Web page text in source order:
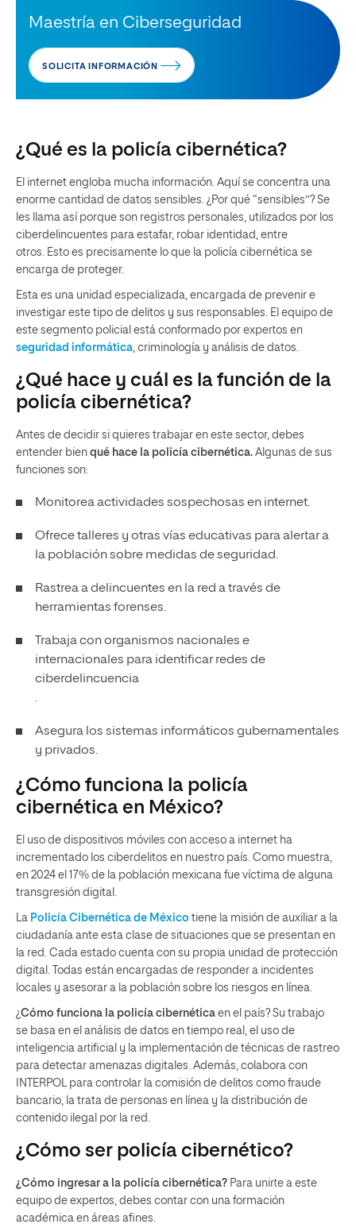
Maestría en Ciberseguridad
SOLICITA INFORMACIÓN
¿Qué es la policía cibernética?
El internet engloba mucha información. Aquí se concentra una
enorme cantidad de datos sensibles. ¿Por qué “sensibles”? Se
les llama así porque son registros personales, utilizados por los
ciberdelincuentes para estafar, robar identidad, entre
otros.
Esto es precisamente lo que la policía cibernética se
encarga de proteger.
Esta es una unidad especializada, encargada de prevenir e
investigar este tipo de delitos y sus responsables. El equipo de
este segmento policial está conformado por expertos en
seguridad informática , criminología y análisis de datos.
¿Qué hace y cuál es la función de la
policía cibernética?
Antes de decidir si quieres trabajar en este sector, debes
entender bien qué hace la policía cibernética. Algunas de sus
funciones son:
Monitorea actividades sospechosas en internet.
Ofrece talleres y otras vías educativas para alertar a
la población sobre medidas de seguridad.
Rastrea a delincuentes en la red a través de
herramientas forenses.
Trabaja con organismos nacionales e
internacionales para identificar redes de
ciberdelincuencia
.
Asegura los sistemas informáticos gubernamentales
y privados.
¿Cómo funciona la policía
cibernética en México?
El uso de dispositivos móviles con acceso a internet ha
incrementado los ciberdelitos en nuestro país. Como muestra,
en 2024 el 17% de la población mexicana fue víctima de alguna
transgresión digital.
La Policía Cibernética de México tiene la misión de auxiliar a la
ciudadanía ante esta clase de situaciones que se presentan en
la red. Cada estado cuenta con su propia unidad de protección
digital. Todas están encargadas de responder a incidentes
locales y asesorar a la población sobre los riesgos en línea.
¿Cómo funciona la policía cibernética en el país? Su trabajo
se basa en el análisis de datos en tiempo real, el uso de
inteligencia artificial y la implementación de técnicas de rastreo
para detectar amenazas digitales. Además, colabora con
INTERPOL para controlar la comisión de delitos como fraude
bancario, la trata de personas en línea y la distribución de
contenido ilegal por la red.
¿Cómo ser policía cibernético?
¿Cómo ingresar a la policía cibernética? Para unirte a este
equipo de expertos, debes contar con una formación
académica en áreas afines.